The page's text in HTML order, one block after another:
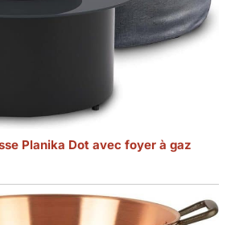
Planika Dot avec foyer à gaz